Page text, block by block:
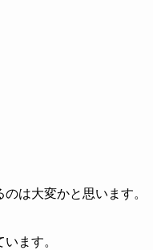
は大変かと思います。
ます。